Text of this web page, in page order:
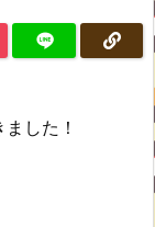
した！